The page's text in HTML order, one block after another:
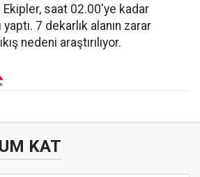
Ekipler, saat 02.00'ye kadar
7 dekarlık alanın zarar
nedeni araştırılıyor.
KAT